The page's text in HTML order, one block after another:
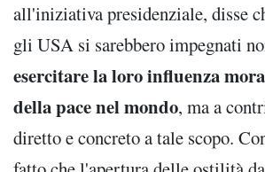
all'iniziativa presidenziale, disse
gli USA si sarebbero impegnati
esercitare la loro influenza
della pace nel mondo, ma a
diretto e concreto a tale scopo.